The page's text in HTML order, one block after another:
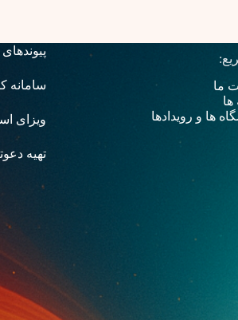
ما
ها
ها و رویدادها
سامانه
ویزای
تهیه